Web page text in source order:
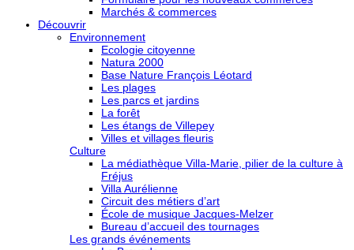
Marchés & commerces
Découvrir
Environnement
Ecologie citoyenne
Natura 2000
Base Nature François Léotard
Les plages
Les parcs et jardins
La forêt
Les étangs de Villepey
Villes et villages fleuris
Culture
La médiathèque Villa-Marie, pilier de la culture à
Fréjus
Villa Aurélienne
Circuit des métiers d’art
École de musique Jacques-Melzer
Bureau d’accueil des tournages
Les grands événements